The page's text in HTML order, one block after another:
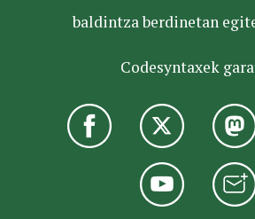
baldintza berdinetan
Codesyntaxek